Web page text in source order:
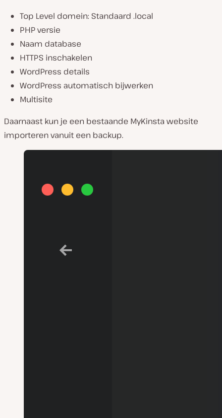
Top Level domein: Standaard .local
PHP versie
Naam database
HTTPS inschakelen
WordPress details
WordPress automatisch bijwerken
Multisite
Daarnaast kun je een bestaande MyKinsta website
importeren vanuit een backup.